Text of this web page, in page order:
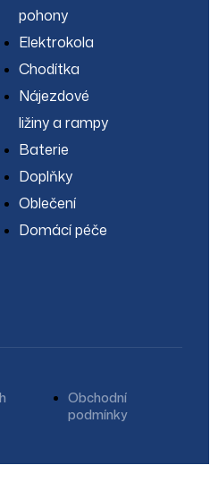
pohony
Elektrokola
Chodítka
Nájezdové
ližiny a rampy
Baterie
Doplňky
Oblečení
Domácí péče
Obchodní
podmínky